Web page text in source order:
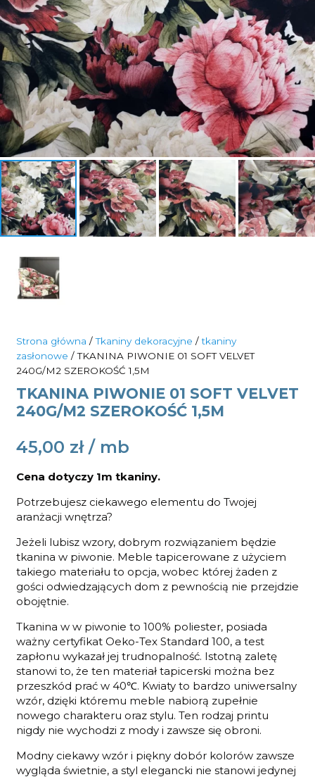
Strona główna /Tkaniny dekoracyjne /tkaniny
zasłonowe / TKANINA PIWONIE 01 SOFT VELVET
240G/M2 SZEROKOŚĆ 1,5M
TKANINA PIWONIE 01 SOFT VELVET
240G/M2 SZEROKOŚĆ 1,5M
45,00 zł
Cena dotyczy 1m tkaniny.
Potrzebujesz ciekawego elementu do Twojej
aranżacji wnętrza?
Jeżeli lubisz wzory, dobrym rozwiązaniem będzie
tkanina w piwonie. Meble tapicerowane z użyciem
takiego materiału to opcja, wobec której żaden z
gości odwiedzających dom z pewnością nie przejdzie
obojętnie.
Tkanina w w piwonie to 100% poliester, posiada
ważny certyfikat Oeko-Tex Standard 100, a test
zapłonu wykazał jej trudnopalność. Istotną zaletę
stanowi to, że ten materiał tapicerski można bez
przeszkód prać w 40℃. Kwiaty to bardzo uniwersalny
wzór, dzięki któremu meble nabiorą zupełnie
nowego charakteru oraz stylu. Ten rodzaj printu
nigdy nie wychodzi z mody i zawsze się obroni.
Modny ciekawy wzór i piękny dobór kolorów zawsze
wygląda świetnie, a styl elegancki nie stanowi jedynej